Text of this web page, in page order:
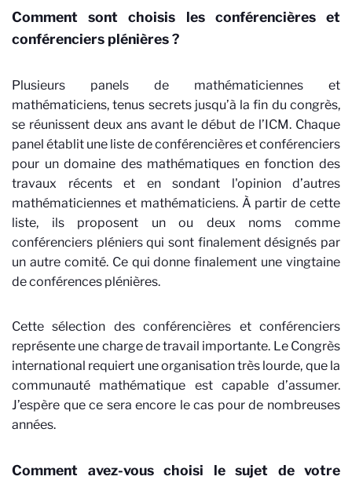
Comment sont choisis les conférencières et
conférenciers plénières ?
Plusieurs panels de mathématiciennes et
mathématiciens, tenus secrets jusqu’à la fin du congrès,
se réunissent deux ans avant le début de l’ICM. Chaque
panel établit une liste de conférencières et conférenciers
pour un domaine des mathématiques en fonction des
travaux récents et en sondant l'opinion d’autres
mathématiciennes et mathématiciens. À partir de cette
liste, ils proposent un ou deux noms comme
conférenciers pléniers qui sont finalement désignés par
un autre comité. Ce qui donne finalement une vingtaine
de conférences plénières.
Cette sélection des conférencières et conférenciers
représente une charge de travail importante. Le Congrès
international requiert une organisation très lourde, que la
communauté mathématique est capable d’assumer.
J’espère que ce sera encore le cas pour de nombreuses
années.
Comment avez-vous choisi le sujet de votre